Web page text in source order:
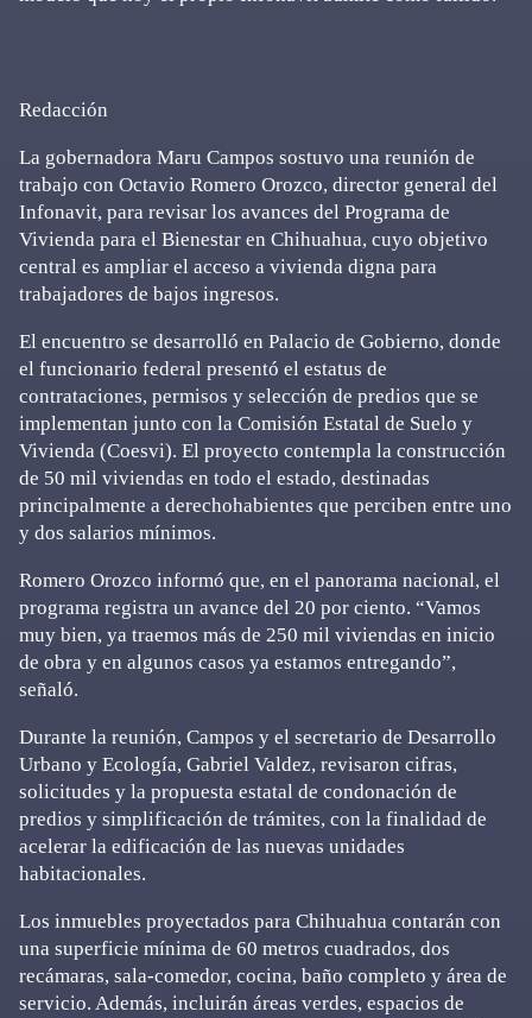
Redacción
La gobernadora Maru Campos sostuvo una reunión de
trabajo con Octavio Romero Orozco, director general del
Infonavit, para revisar los avances del Programa de
Vivienda para el Bienestar en Chihuahua, cuyo objetivo
central es ampliar el acceso a vivienda digna para
trabajadores de bajos ingresos.
El encuentro se desarrolló en Palacio de Gobierno, donde
el funcionario federal presentó el estatus de
contrataciones, permisos y selección de predios que se
implementan junto con la Comisión Estatal de Suelo y
Vivienda (Coesvi). El proyecto contempla la construcción
de 50 mil viviendas en todo el estado, destinadas
principalmente a derechohabientes que perciben entre uno
y dos salarios mínimos.
Romero Orozco informó que, en el panorama nacional, el
programa registra un avance del 20 por ciento. “Vamos
muy bien, ya traemos más de 250 mil viviendas en inicio
de obra y en algunos casos ya estamos entregando”,
señaló.
Durante la reunión, Campos y el secretario de Desarrollo
Urbano y Ecología, Gabriel Valdez, revisaron cifras,
solicitudes y la propuesta estatal de condonación de
predios y simplificación de trámites, con la finalidad de
acelerar la edificación de las nuevas unidades
habitacionales.
Los inmuebles proyectados para Chihuahua contarán con
una superficie mínima de 60 metros cuadrados, dos
recámaras, sala-comedor, cocina, baño completo y área de
servicio. Además, incluirán áreas verdes, espacios de